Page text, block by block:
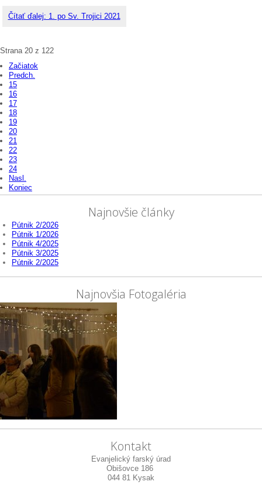
Čítať ďalej: 1. po Sv. Trojici 2021
Strana 20 z 122
Začiatok
Predch.
15
16
17
18
19
20
21
22
23
24
Nasl.
Koniec
Najnovšie články
Pútnik 2/2026
Pútnik 1/2026
Pútnik 4/2025
Pútnik 3/2025
Pútnik 2/2025
Najnovšia Fotogaléria
Kontakt
Evanjelický farský úrad
Obišovce 186
044 81 Kysak